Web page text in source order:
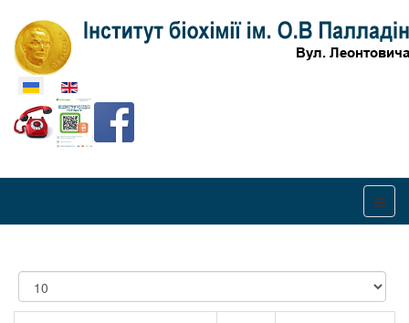
Оберіть свою мову
Показувати